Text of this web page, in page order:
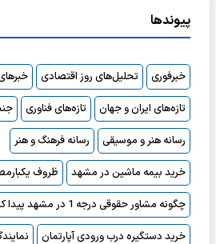
پیوندها
خبرفوری تحلیل‌های روز اقتصادی
تازه‌های ایران و جهان
تازه‌های فناوری
رسانه هنر و موسیقی
رسانه فرهنگ و هنر
خرید بیمه ماشین در مشهد
ظروف
چگونه مشاور حقوقی درجه 1 در مشهد پیدا کنیم؟
خرید دستگیره درب ورودی آپارتمان